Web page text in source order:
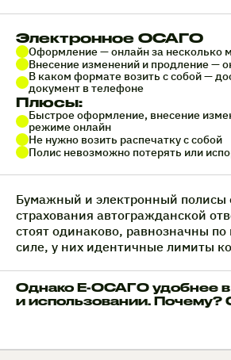
Электронное ОСАГО
Оформление — онлайн за несколько
Внесение изменений и продление —
В каком формате возить с собой —
документ в телефоне
Плюсы:
Быстрое оформление, внесение
режиме онлайн
Не нужно возить распечатку с собой
Полис невозможно потерять или
Бумажный и электронный полисы
страхования автогражданской
стоят одинаково, равнозначны
силе, у них идентичные лимиты
Однако Е-ОСАГО удобнее
и использовании. Почему?